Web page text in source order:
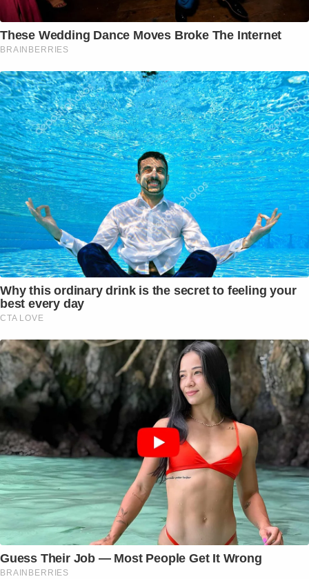
These Wedding Dance Moves Broke The Internet
BRAINBERRIES
Why this ordinary drink is the secret to feeling your
best every day
CTA LOVE
Guess Their Job — Most People Get It Wrong
BRAINBERRIES